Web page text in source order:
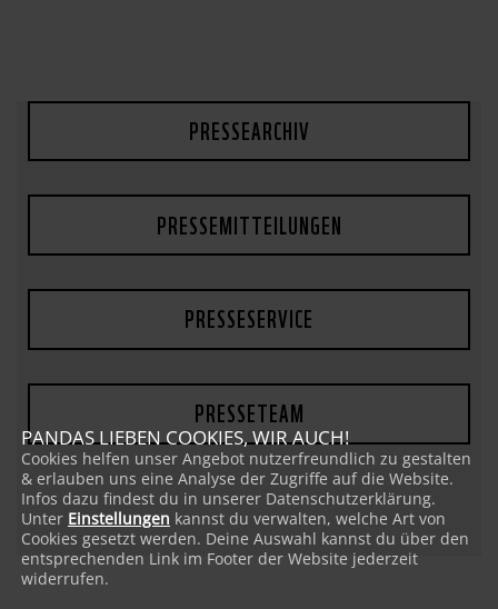
PRESSEARCHIV
PRESSEMITTEILUNGEN
PRESSESERVICE
PRESSETEAM
PANDAS LIEBEN COOKIES, WIR AUCH!
Cookies helfen unser Angebot nutzerfreundlich zu gestalten
& erlauben uns eine Analyse der Zugriffe auf die Website.
Infos dazu findest du in unserer Datenschutzerklärung.
Unter Einstellungen kannst du verwalten, welche Art von
Cookies gesetzt werden. Deine Auswahl kannst du über den
entsprechenden Link im Footer der Website jederzeit
widerrufen.